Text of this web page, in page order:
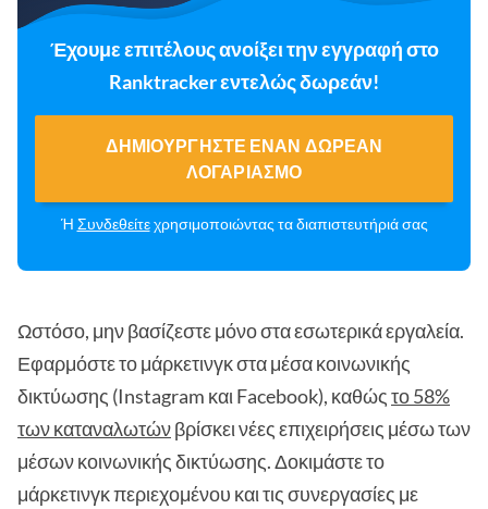
Έχουμε επιτέλους ανοίξει την εγγραφή στο
Ranktracker εντελώς δωρεάν!
ΔΗΜΙΟΥΡΓΉΣΤΕ ΈΝΑΝ ΔΩΡΕΆΝ
ΛΟΓΑΡΙΑΣΜΌ
Ή Συνδεθείτεχρησιμοποιώντας τα διαπιστευτήριά σας
Ωστόσο, μην βασίζεστε μόνο στα εσωτερικά εργαλεία.
Εφαρμόστε το μάρκετινγκ στα μέσα κοινωνικής
δικτύωσης (Instagram και Facebook), καθώςτο 58%
των καταναλωτώνβρίσκει νέες επιχειρήσεις μέσω των
μέσων κοινωνικής δικτύωσης. Δοκιμάστε το
μάρκετινγκ περιεχομένου και τις συνεργασίες με